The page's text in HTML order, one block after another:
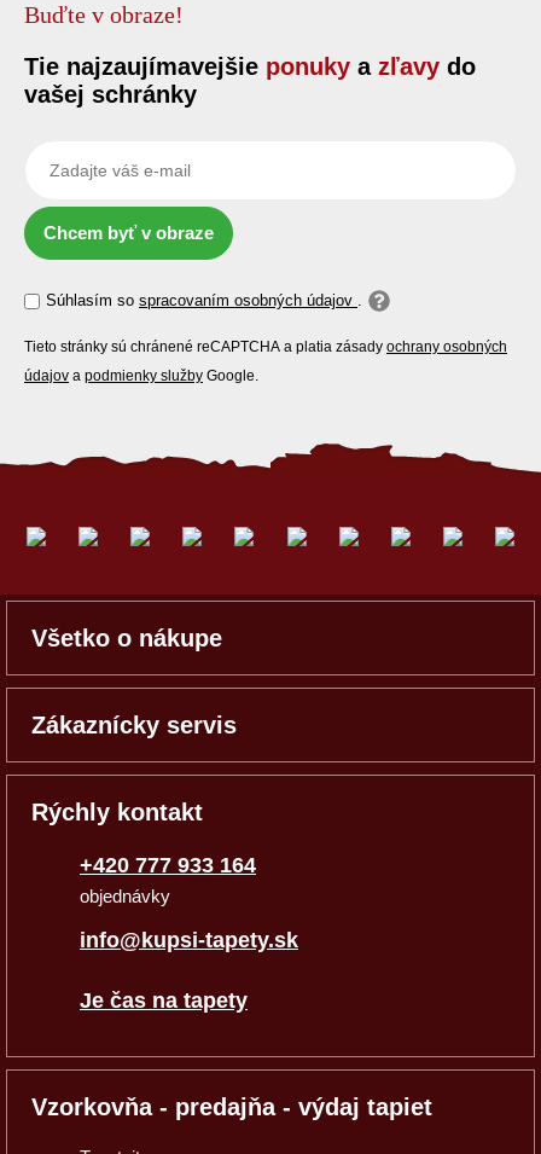
Buďte v obraze!
Tie najzaujímavejšie ponuky a zľavy do
vašej schránky
Chcem byť v obraze
Súhlasím so spracovaním osobných údajov .
Tieto stránky sú chránené reCAPTCHA a platia zásady ochrany osobných
údajov a podmienky služby Google.
Všetko o nákupe
Zákaznícky servis
Rýchly kontakt
+420 777 933 164
objednávky
info@kupsi-tapety.sk
Je čas na tapety
Vzorkovňa - predajňa - výdaj tapiet